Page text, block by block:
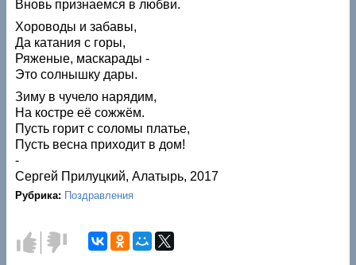
Вновь признаемся в любви.
Хороводы и забавы,
Да катания с горы,
Ряженые, маскарады -
Это солнышку дары.
Зиму в чучело нарядим,
На костре её сожжём.
Пусть горит с соломы платье,
Пусть весна приходит в дом!
-
Сергей Прилуцкий, Алатырь, 2017
Рубрика: Поздравления
Голос
за!
Голос
против!